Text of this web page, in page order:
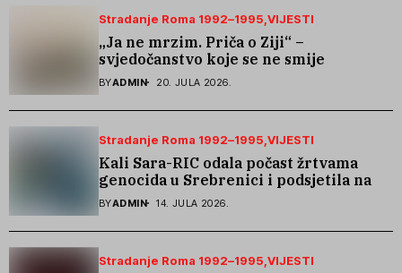
Stradanje Roma 1992–1995 VIJESTI
„Ja ne mrzim. Priča o Ziji“ –
svjedočanstvo koje se ne smije
zaboraviti
BYADMIN 20. JULA 2026.
Stradanje Roma 1992–1995 VIJESTI
Kali Sara-RIC odala počast žrtvama
genocida u Srebrenici i podsjetila na
stradanje Roma iz Skočića
BYADMIN 14. JULA 2026.
Stradanje Roma 1992–1995 VIJESTI